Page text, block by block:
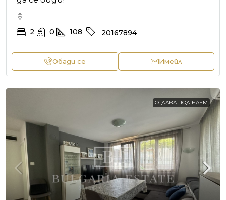
2 0 108 20167894
Обади се Имейл
ОТДАВА ПОД НАЕМ